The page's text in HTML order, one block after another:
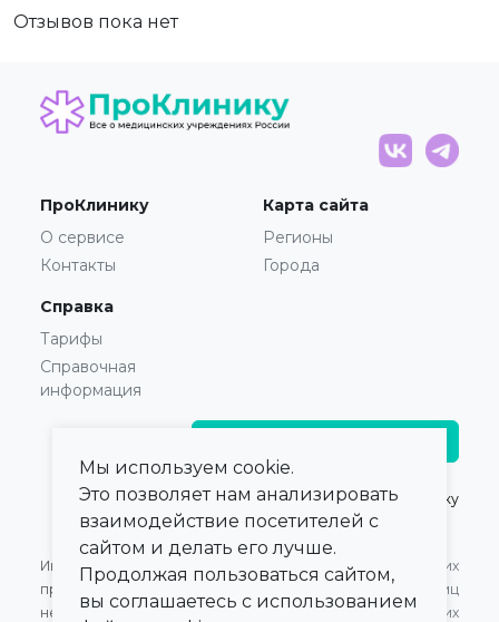
Отзывов пока нет
ПроКлинику
О сервисе
Контакты
Карта сайта
Регионы
Города
Справка
Тарифы
Справочная
информация
© 2021 — 2026,ПроКлинику
Информация,
представленная на сайте,
не может быть
Оферта для Юридических
лиц
Оферта для Физических
Мы используем cookie.
Это позволяет нам анализировать
взаимодействие посетителей с
сайтом и делать его лучше.
Продолжая пользоваться сайтом,
вы соглашаетесь с использованием